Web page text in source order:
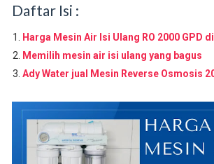
Daftar Isi :
Harga Mesin Air Isi Ulang RO 2000 GPD
Memilih mesin air isi ulang yang bagus
Ady Water jual Mesin Reverse Osmosis